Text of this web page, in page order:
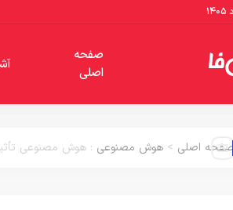
صفحه
اصلی
صفحه اصلی > هوش مصنوعی : هوش مصنوعی